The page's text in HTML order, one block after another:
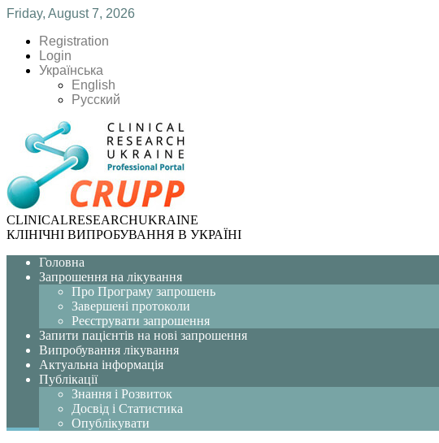
Friday, August 7, 2026
Registration
Login
Українська
English
Русский
CLINICALRESEARCHUKRAINE
КЛІНІЧНІ ВИПРОБУВАННЯ В УКРАЇНІ
Головна
Запрошення на лікування
Про Програму запрошень
Завершені протоколи
Реєструвати запрошення
Запити пацієнтів на нові запрошення
Випробування лікування
Актуальна інформація
Публікації
Знання і Розвиток
Досвід і Статистика
Опублікувати